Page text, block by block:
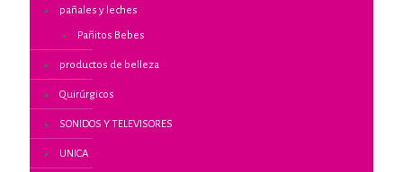
pañales y leches
Pañitos Bebes
productos de belleza
Quirúrgicos
SONIDOS Y TELEVISORES
UNICA